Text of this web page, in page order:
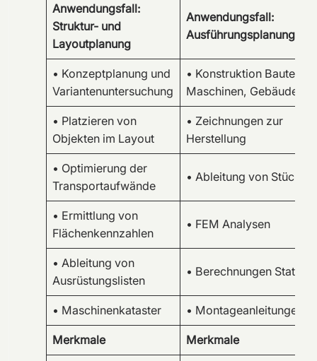
Anwendungsfall:
Struktur- und
Layoutplanung
Anwendungsfall:
Ausführungsplanung
• Konzeptplanung und
Variantenuntersuchung
• Konstruktion Bauteile,
Maschinen, Gebäude
• Platzieren von
Objekten im Layout
• Zeichnungen zur
Herstellung
• Optimierung der
Transportaufwände
• Ableitung von
• Ermittlung von
Flächenkennzahlen
• FEM Analysen
• Ableitung von
Ausrüstungslisten
• Berechnungen Statik
• Maschinenkataster • Montageanleitungen
Merkmale Merkmale